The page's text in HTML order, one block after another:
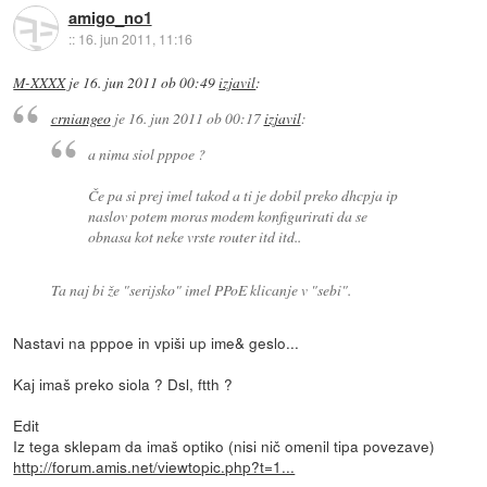
amigo_no1
:: 16. jun 2011, 11:16
M-XXXXje 16. jun 2011 ob 00:49izjavil:
crniangeoje 16. jun 2011 ob 00:17izjavil:
a nima siol pppoe ?
Če pa si prej imel takod a ti je dobil preko dhcpja ip
naslov potem moras modem konfigurirati da se
obnasa kot neke vrste router itd itd..
Ta naj bi že "serijsko" imel PPoE klicanje v "sebi".
Nastavi na pppoe in vpiši up ime& geslo...
Kaj imaš preko siola ? Dsl, ftth ?
Edit
Iz tega sklepam da imaš optiko (nisi nič omenil tipa povezave)
http://forum.amis.net/viewtopic.php?t=1...